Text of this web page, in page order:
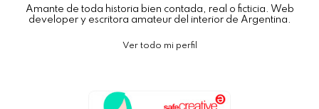
Amante de toda historia bien contada, real o ficticia. Web
developer y escritora amateur del interior de Argentina.
Ver todo mi perfil